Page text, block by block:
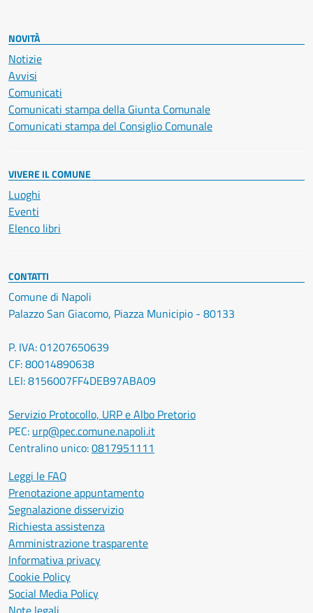
NOVITÀ
Notizie
Avvisi
Comunicati
Comunicati stampa della Giunta Comunale
Comunicati stampa del Consiglio Comunale
VIVERE IL COMUNE
Luoghi
Eventi
Elenco libri
CONTATTI
Comune di Napoli
Palazzo San Giacomo, Piazza Municipio - 80133
P. IVA: 01207650639
CF: 80014890638
LEI: 8156007FF4DEB97ABA09
Servizio Protocollo, URP e Albo Pretorio
PEC: urp@pec.comune.napoli.it
Centralino unico:0817951111
Leggi le FAQ
Prenotazione appuntamento
Segnalazione disservizio
Richiesta assistenza
Amministrazione trasparente
Informativa privacy
Cookie Policy
Social Media Policy